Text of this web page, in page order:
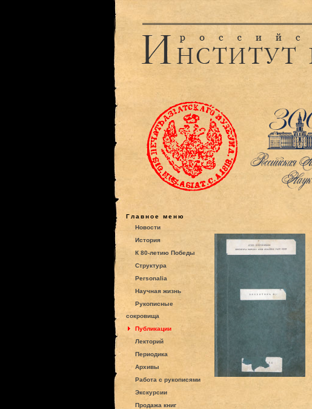
Главное меню
Новости
История
К 80-летию Победы
Структура
Personalia
Научная жизнь
Рукописные
сокровища
Публикации
Лекторий
Периодика
Архивы
Работа с рукописями
Экскурсии
Продажа книг